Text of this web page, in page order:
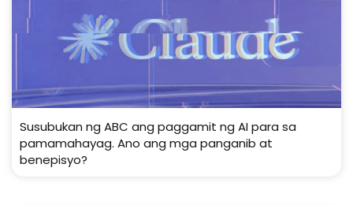
Susubukan ng ABC ang paggamit ng AI para sa
pamamahayag. Ano ang mga panganib at
benepisyo?